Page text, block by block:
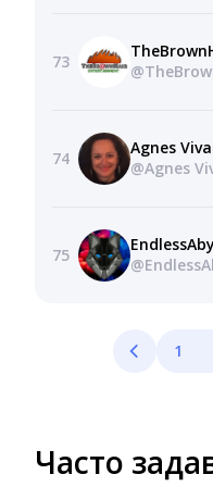
73
74
Agnes
@Agnes
75
1
Часто